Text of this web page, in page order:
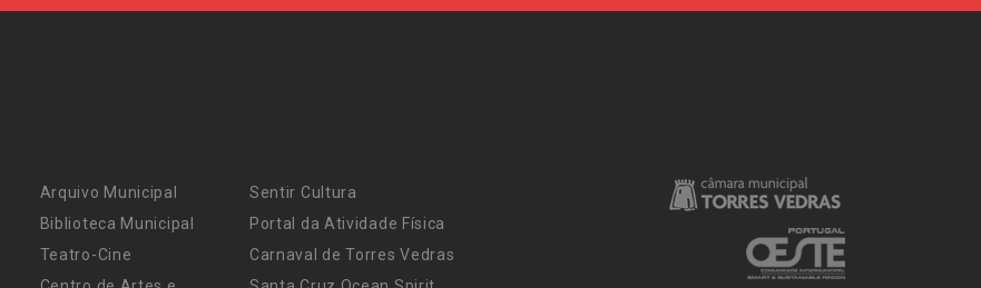
Arquivo Municipal
Biblioteca Municipal
Teatro-Cine
Sentir Cultura
Portal da Atividade Física
Carnaval de Torres Vedras